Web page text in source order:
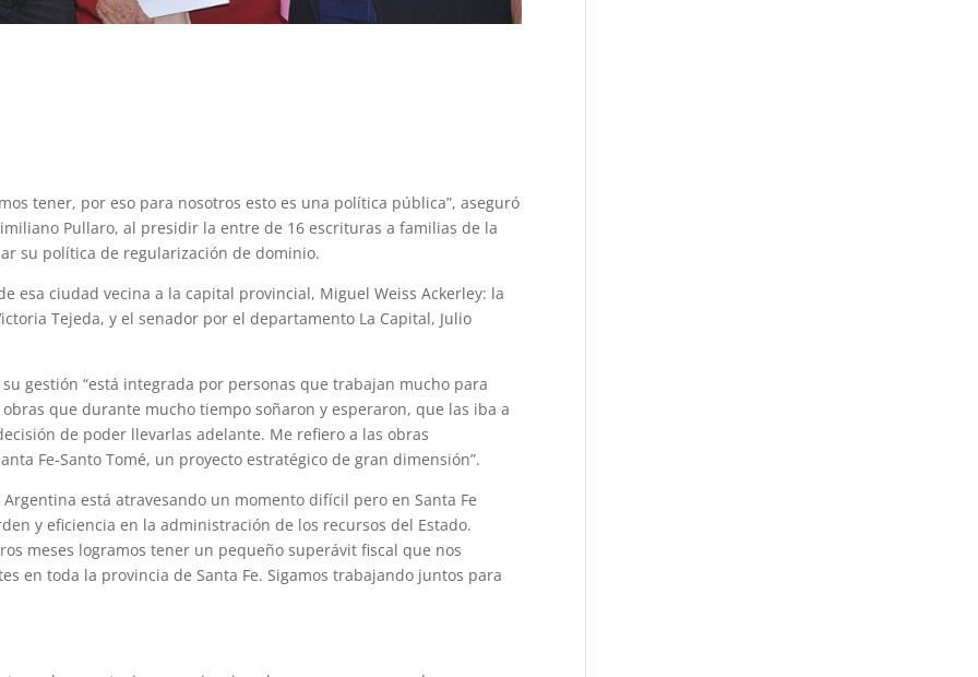
tener, por eso para nosotros esto es una política pública”, aseguró
Pullaro, al presidir la entre de 16 escrituras a familias de la
su política de regularización de dominio.
esa ciudad vecina a la capital provincial, Miguel Weiss Ackerley: la
Tejeda, y el senador por el departamento La Capital, Julio
gestión “está integrada por personas que trabajan mucho para
que durante mucho tiempo soñaron y esperaron, que las iba a
de poder llevarlas adelante. Me refiero a las obras
Fe-Santo Tomé, un proyecto estratégico de gran dimensión”.
está atravesando un momento difícil pero en Santa Fe
y eficiencia en la administración de los recursos del Estado.
meses logramos tener un pequeño superávit fiscal que nos
en toda la provincia de Santa Fe. Sigamos trabajando juntos para